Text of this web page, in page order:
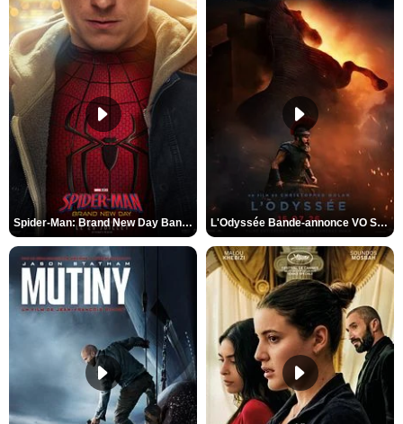
Spider-Man: Brand New Day Bande-annonce VO STFR L'Odyssée Bande-annonce VO STFR